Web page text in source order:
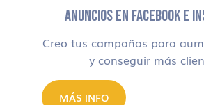
ANUNCIOS EN FACEBOOK E
Creo tus campañas para
y conseguir más
MÁS INFO